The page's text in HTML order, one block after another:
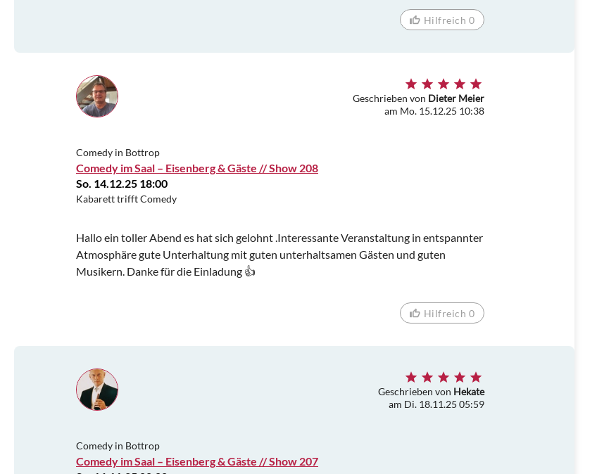
Hilfreich 0
Geschrieben von Dieter Meier
am Mo. 15.12.25 10:38
Comedy in Bottrop
Comedy im Saal – Eisenberg & Gäste // Show 208
So. 14.12.25 18:00
Kabarett trifft Comedy
Hallo ein toller Abend es hat sich gelohnt .Interessante Veranstaltung in entspannter
Atmosphäre gute Unterhaltung mit guten unterhaltsamen Gästen und guten
Musikern. Danke für die Einladung 👍
Hilfreich 0
Geschrieben von Hekate
am Di. 18.11.25 05:59
Comedy in Bottrop
Comedy im Saal – Eisenberg & Gäste // Show 207